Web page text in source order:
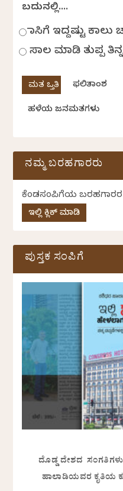
ಬದುಕಿನಲ್ಲಿ....
ಹಾಸಿಗೆ ಇದ್ದಷ್ಟು ಕಾಲು
ಸಾಲ ಮಾಡಿ ತುಪ್ಪ
ಫಲಿತಾಂಶ
ಹಳೆಯ ಜನಮತಗಳು
ನಮ್ಮ ಬರಹಗಾರರು
ಕೆಂಡಸಂಪಿಗೆಯ ಬರಹಗಾರರ
ಇಲ್ಲಿ ಕ್ಲಿಕ್ ಮಾಡಿ
ಪುಸ್ತಕ ಸಂಪಿಗೆ
ದೊಡ್ಡ ದೇಶದ
ಹಾಲಾಡಿಯವರ ಕೃತಿಯ